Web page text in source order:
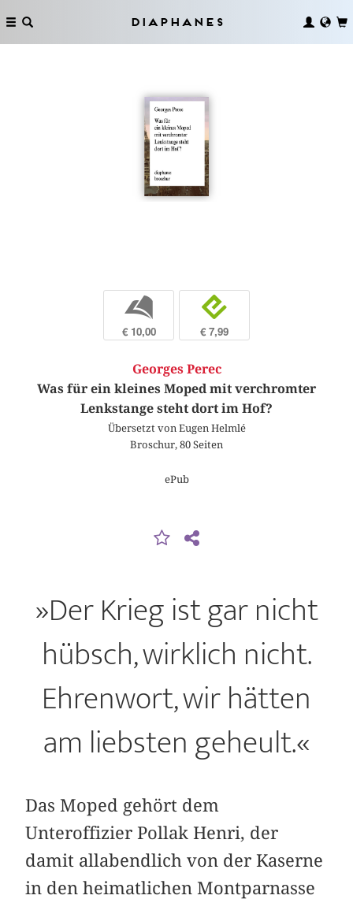
Diaphanes
b
€ 10,00
e
€ 7,99
Georges Perec
Was für ein kleines Moped mit verchromter
Lenkstange steht dort im Hof?
Übersetzt von Eugen Helmlé
Broschur, 80 Seiten
ePub
»Der Krieg ist gar nicht
hübsch, wirklich nicht.
Ehrenwort, wir hätten
am liebsten geheult.«
Das Moped gehört dem
Unteroffizier Pollak Henri, der
damit allabendlich von der Kaserne
in den heimatlichen Montparnasse